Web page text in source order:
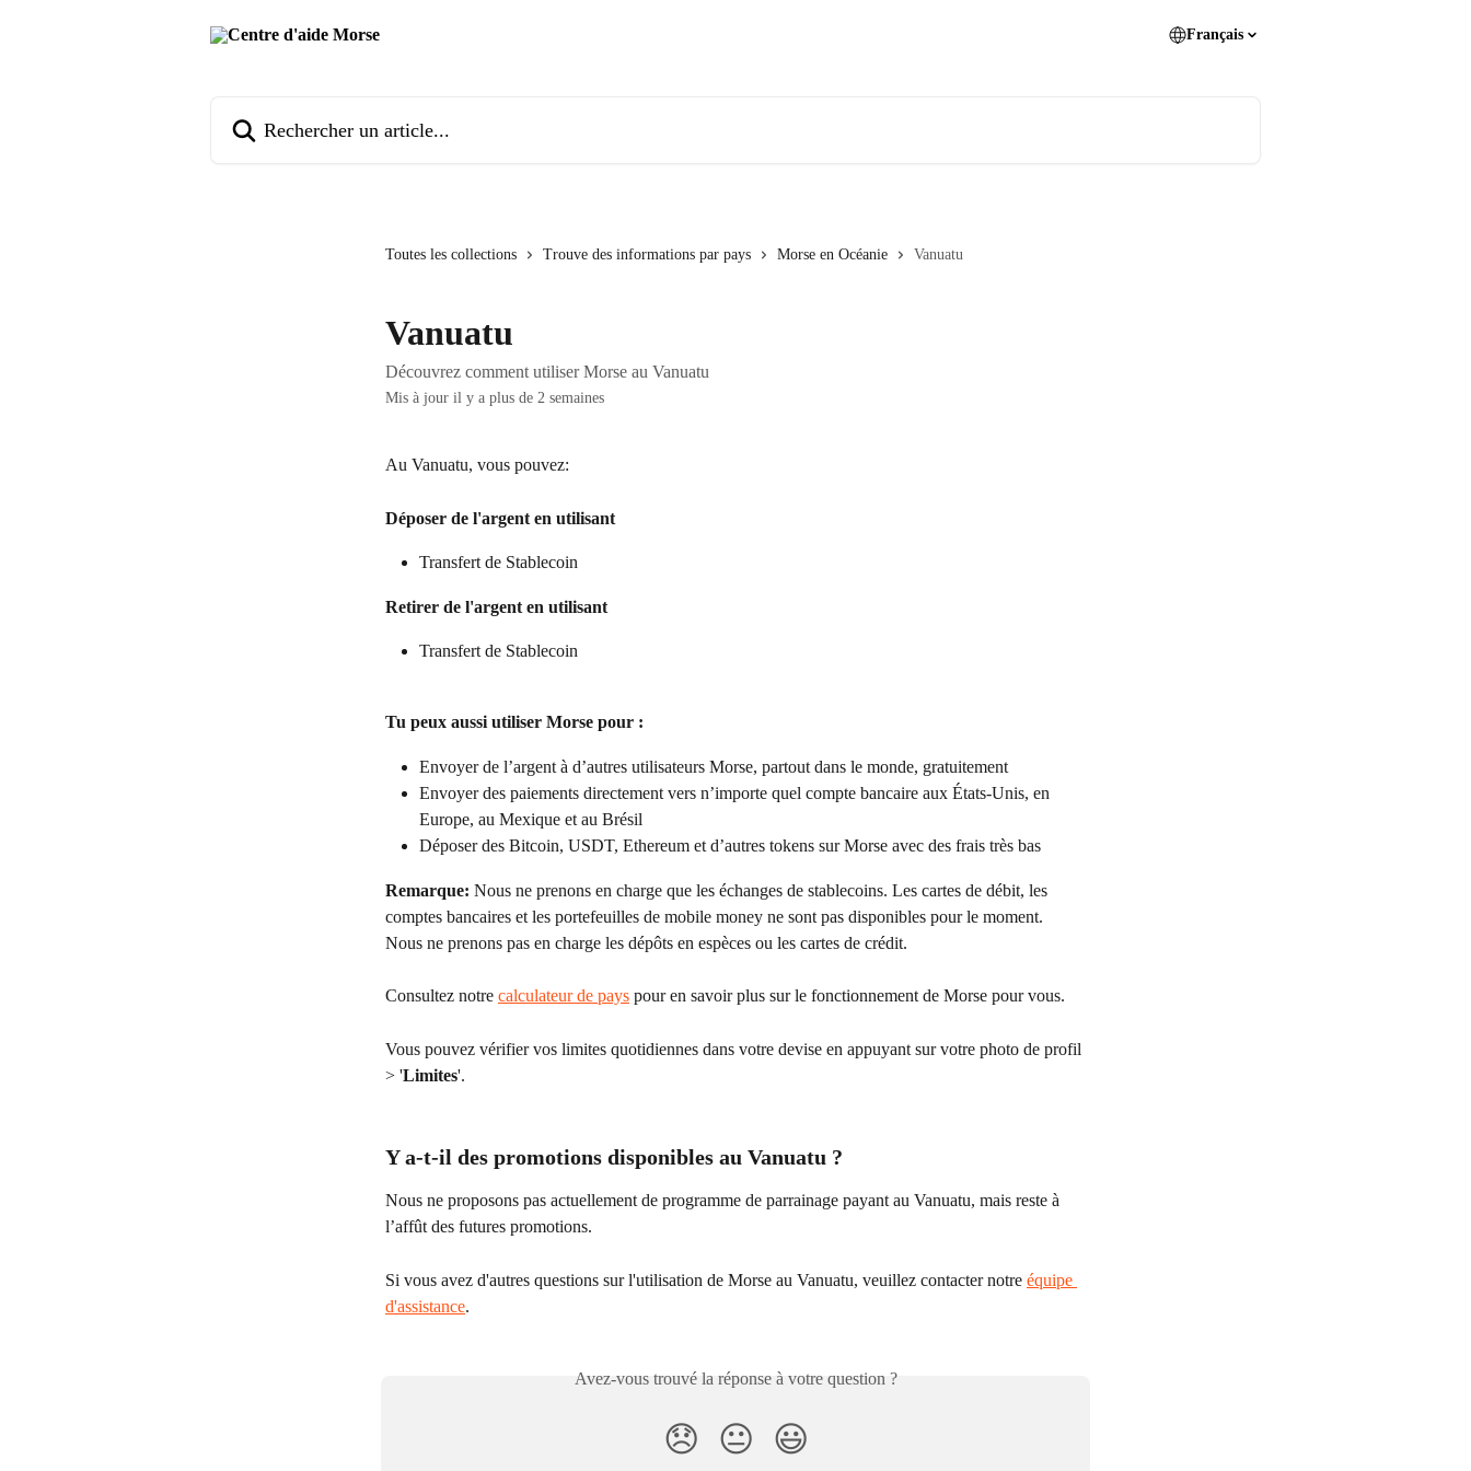
Français
Toutes les collections Trouve des informations par pays Morse en Océanie Vanuatu
Vanuatu
Découvrez comment utiliser Morse au Vanuatu
Mis à jour il y a plus de 2 semaines
Au Vanuatu, vous pouvez:
Déposer de l'argent en utilisant
Transfert de Stablecoin
Retirer de l'argent en utilisant
Transfert de Stablecoin
Tu peux aussi utiliser Morse pour :
Envoyer de l’argent à d’autres utilisateurs Morse, partout dans le monde, gratuitement
Envoyer des paiements directement vers n’importe quel compte bancaire aux États-Unis, en
Europe, au Mexique et au Brésil
Déposer des Bitcoin, USDT, Ethereum et d’autres tokens sur Morse avec des frais très bas
Remarque: Nous ne prenons en charge que les échanges de stablecoins. Les cartes de débit, les
comptes bancaires et les portefeuilles de mobile money ne sont pas disponibles pour le moment.
Nous ne prenons pas en charge les dépôts en espèces ou les cartes de crédit.
Consultez notre calculateur de pays pour en savoir plus sur le fonctionnement de Morse pour vous.
Vous pouvez vérifier vos limites quotidiennes dans votre devise en appuyant sur votre photo de profil
> 'Limites'.
Y a-t-il des promotions disponibles au Vanuatu ?
Nous ne proposons pas actuellement de programme de parrainage payant au Vanuatu, mais reste à
l’affût des futures promotions.
Si vous avez d'autres questions sur l'utilisation de Morse au Vanuatu, veuillez contacter notre équipe
d'assistance.
Avez-vous trouvé la réponse à votre question ?
😞 😐 😃